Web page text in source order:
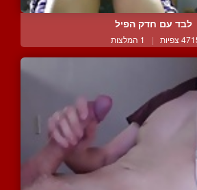
לבד עם חדק הפיל
צפיות | 1 המלצות